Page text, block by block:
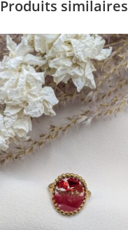
Produits similaires